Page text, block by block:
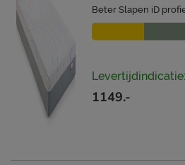
Beter Slapen iD
1149.-